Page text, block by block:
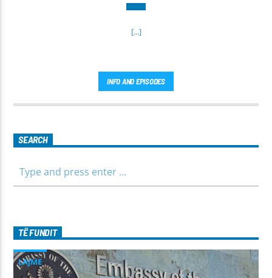
[...]
INFO AND EPISODES
SEARCH
TË FUNDIT
LAJME